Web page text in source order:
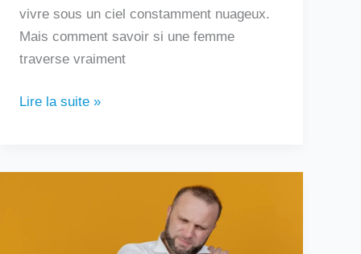
vivre sous un ciel constamment nuageux.
Mais comment savoir si une femme
traverse vraiment
Lire la suite »